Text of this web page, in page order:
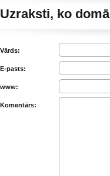
Uzraksti, ko domā
Vārds:
E-pasts:
www:
Komentārs: